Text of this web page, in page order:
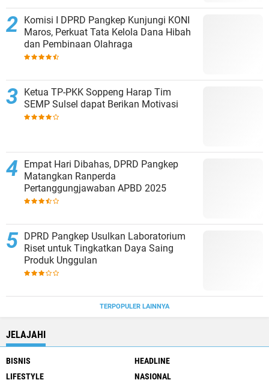
Komisi I DPRD Pangkep Kunjungi KONI
Maros, Perkuat Tata Kelola Dana Hibah
dan Pembinaan Olahraga
Ketua TP-PKK Soppeng Harap Tim
SEMP Sulsel dapat Berikan Motivasi
Empat Hari Dibahas, DPRD Pangkep
Matangkan Ranperda
Pertanggungjawaban APBD 2025
DPRD Pangkep Usulkan Laboratorium
Riset untuk Tingkatkan Daya Saing
Produk Unggulan
TERPOPULER LAINNYA
JELAJAHI
BISNIS
HEADLINE
LIFESTYLE
NASIONAL